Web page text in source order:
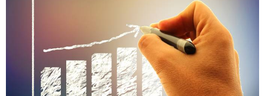
Предположим, что цена продукции представлена
рыночной ценой, тогда определим зависимость
между рыночной ценой и объемом производства.
На практике чаще всего применяются следующие
виды функциональной зависимости: